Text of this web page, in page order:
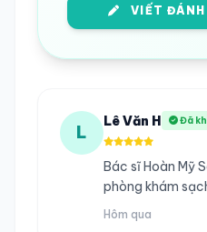
VIẾT ĐÁNH
L
Lê Văn H Đã
Bác sĩ Hoàn Mỹ
phòng khám
Hôm qua